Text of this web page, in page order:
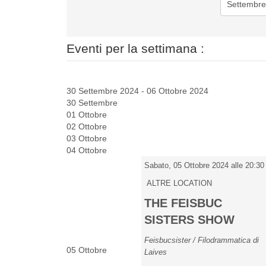
Eventi per la settimana :
30 Settembre 2024 - 06 Ottobre 2024
30 Settembre
01 Ottobre
02 Ottobre
03 Ottobre
04 Ottobre
05 Ottobre
Sabato, 05 Ottobre 2024 alle 20:30
ALTRE LOCATION
THE FEISBUC
SISTERS SHOW
Feisbucsister / Filodrammatica di
Laives